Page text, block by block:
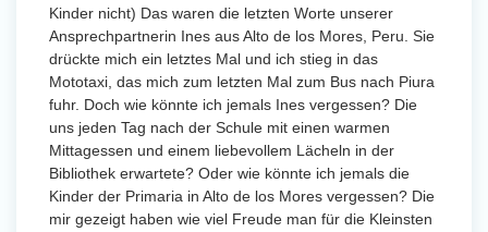
Kinder nicht) Das waren die letzten Worte unserer
Ansprechpartnerin Ines aus Alto de los Mores, Peru. Sie
drückte mich ein letztes Mal und ich stieg in das
Mototaxi, das mich zum letzten Mal zum Bus nach Piura
fuhr. Doch wie könnte ich jemals Ines vergessen? Die
uns jeden Tag nach der Schule mit einen warmen
Mittagessen und einem liebevollem Lächeln in der
Bibliothek erwartete? Oder wie könnte ich jemals die
Kinder der Primaria in Alto de los Mores vergessen? Die
mir gezeigt haben wie viel Freude man für die Kleinsten